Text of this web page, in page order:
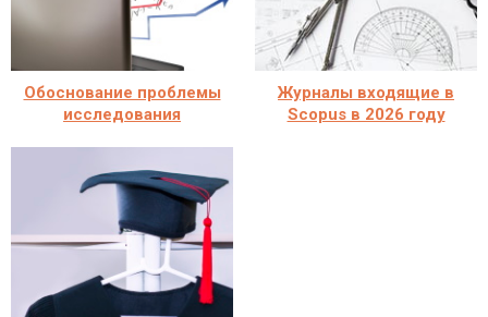
Обоснование проблемы
исследования
Журналы входящие в
Scopus в 2026 году